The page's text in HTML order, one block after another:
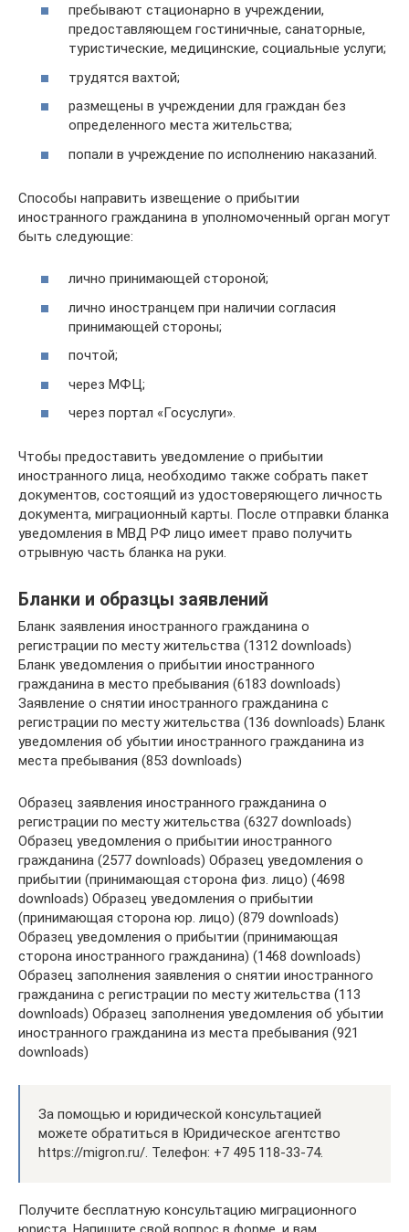
пребывают стационарно в учреждении,
предоставляющем гостиничные, санаторные,
туристические, медицинские, социальные услуги;
трудятся вахтой;
размещены в учреждении для граждан без
определенного места жительства;
попали в учреждение по исполнению наказаний.
Способы направить извещение о прибытии
иностранного гражданина в уполномоченный орган могут
быть следующие:
лично принимающей стороной;
лично иностранцем при наличии согласия
принимающей стороны;
почтой;
через МФЦ;
через портал «Госуслуги».
Чтобы предоставить уведомление о прибытии
иностранного лица, необходимо также собрать пакет
документов, состоящий из удостоверяющего личность
документа, миграционный карты. После отправки бланка
уведомления в МВД РФ лицо имеет право получить
отрывную часть бланка на руки.
Бланки и образцы заявлений
Бланк заявления иностранного гражданина о
регистрации по месту жительства (1312 downloads)
Бланк уведомления о прибытии иностранного
гражданина в место пребывания (6183 downloads)
Заявление о снятии иностранного гражданина с
регистрации по месту жительства (136 downloads) Бланк
уведомления об убытии иностранного гражданина из
места пребывания (853 downloads)
Образец заявления иностранного гражданина о
регистрации по месту жительства (6327 downloads)
Образец уведомления о прибытии иностранного
гражданина (2577 downloads) Образец уведомления о
прибытии (принимающая сторона физ. лицо) (4698
downloads) Образец уведомления о прибытии
(принимающая сторона юр. лицо) (879 downloads)
Образец уведомления о прибытии (принимающая
сторона иностранного гражданина) (1468 downloads)
Образец заполнения заявления о снятии иностранного
гражданина с регистрации по месту жительства (113
downloads) Образец заполнения уведомления об убытии
иностранного гражданина из места пребывания (921
downloads)
За помощью и юридической консультацией
можете обратиться в Юридическое агентство
https://migron.ru/. Телефон: +7 495 118-33-74.
Получите бесплатную консультацию миграционного